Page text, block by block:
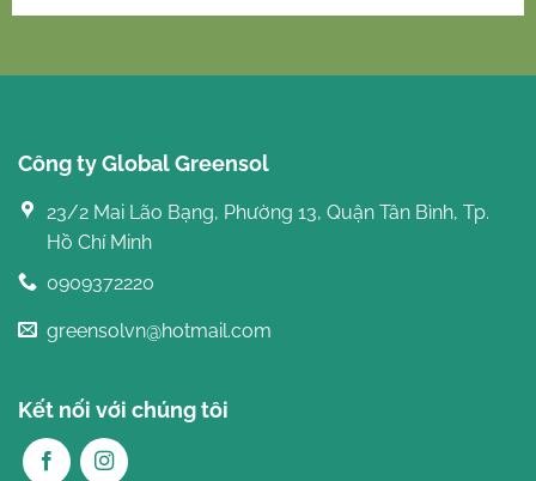
Công ty Global Greensol
23/2 Mai Lão Bạng, Phường 13, Quận Tân Bình, Tp.
Hồ Chí Minh
0909372220
greensolvn@hotmail.com
Kết nối với chúng tôi